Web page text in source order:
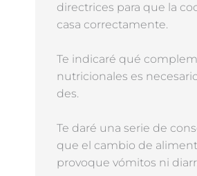
directrices para que la
casa correctamente.
Te indicaré qué
nutricionales es
des.
Te daré una serie de
que el cambio de
provoque vómitos ni